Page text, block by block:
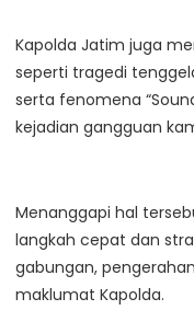
Kapolda Jatim juga
seperti tragedi
serta fenomena
kejadian gangguan
Menanggapi hal
langkah cepat dan
gabungan,
maklumat Kapolda.